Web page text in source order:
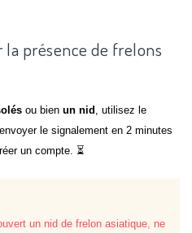
la présence de frelons
ou bienun nid , utilisez le
le signalement en 2 minutes
un compte. ⏳
un nid de frelon asiatique, ne